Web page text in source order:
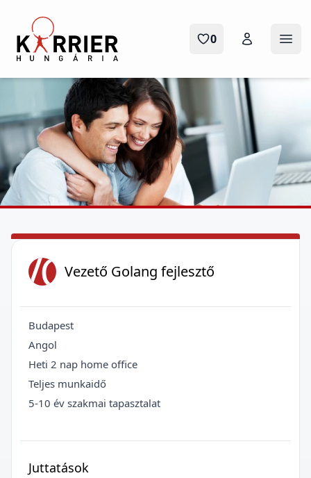
Karrier Hungária
0
VGVezető Golang fejlesztő
Budapest
Angol
Heti 2 nap home office
Teljes munkaidő
5-10 év szakmai tapasztalat
Juttatások